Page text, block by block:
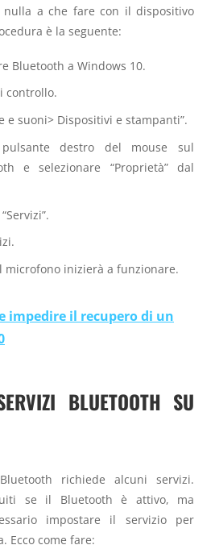
a che fare con il dispositivo
è la seguente:
Bluetooth a Windows 10.
controllo.
e suoni> Dispositivi e stampanti”.
destro del mouse sul
e selezionare “Proprietà” dal
microfono inizierà a funzionare.
impedire il recupero di un
BLUETOOTH SU
richiede alcuni servizi.
se il Bluetooth è attivo, ma
impostare il servizio per
Ecco come fare: